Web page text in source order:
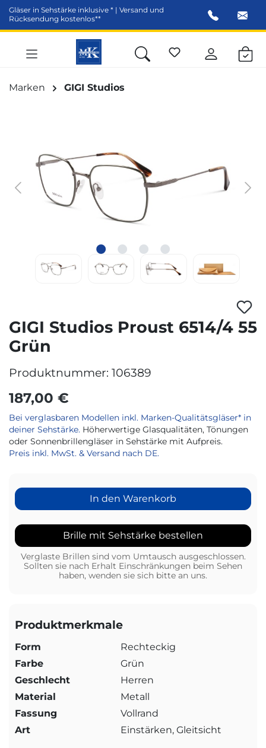
springen
Gläser in Sehstärke inklusive * | Versand und
Rücksendung kostenlos**
Marken GIGI Studios
GIGI Studios Proust 6514/4 55
Grün
Produktnummer: 106389
187,00 €
Bei verglasbaren Modellen inkl. Marken-Qualitätsgläser* in
deiner Sehstärke. Höherwertige Glasqualitäten, Tönungen
oder Sonnenbrillengläser in Sehstärke mit Aufpreis.
Preis inkl. MwSt. & Versand nach DE.
In den Warenkorb
Brille mit Sehstärke bestellen
Verglaste Brillen sind vom Umtausch ausgeschlossen.
Sollten sie nach Erhalt Einschränkungen beim Sehen
haben, wenden sie sich bitte an uns.
Produktmerkmale
Form
Rechteckig
Farbe
Grün
Geschlecht
Herren
Material
Metall
Fassung
Vollrand
Art
Einstärken, Gleitsicht